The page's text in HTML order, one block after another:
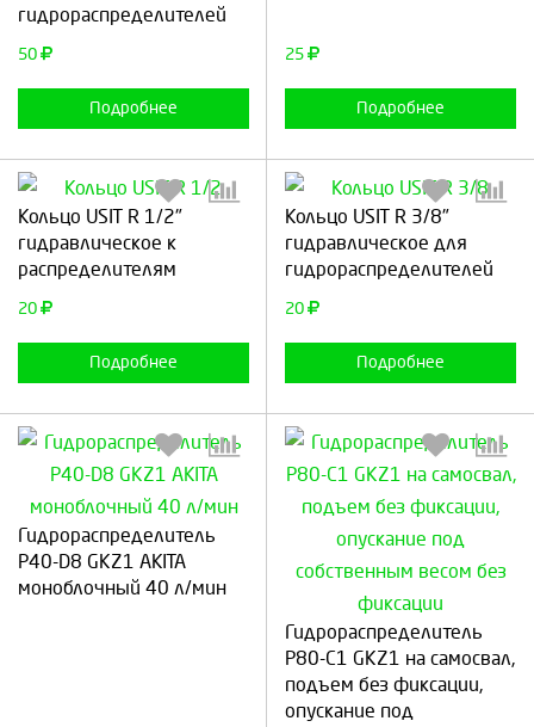
гидрораспределителей
50
Подробнее
Продолжить 25
Подробнее
Продолжить
Кольцо USIT R 1/2"
гидравлическое к
распределителям
20
Подробнее
Выберите количество:
Кольцо USIT R 3/8"
гидравлическое для
гидрораспределителей
20
Подробнее
Выберите количество:
Гидрoраспределитель
P40-D8 GKZ1 AKITA
моноблочный 40 л/мин
Выберите количество:
Гидрoраспределитель
Р80-C1 GKZ1 на самосвал,
подъем без фиксации,
опускание под
Выберите количество:
Продолжить